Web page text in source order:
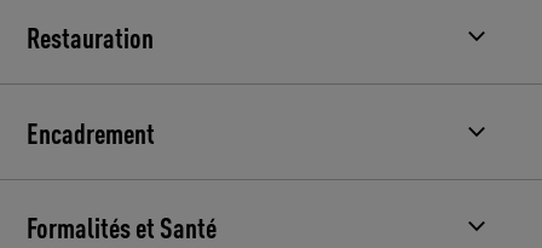
Restauration
Encadrement
Formalités et Santé